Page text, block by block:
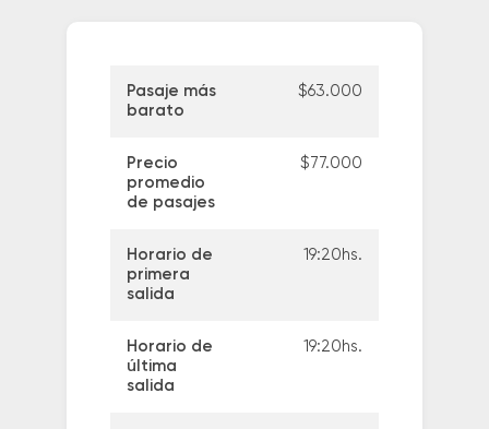
Pasaje más
barato
$63.000
Precio
promedio
de pasajes
$77.000
Horario de
primera
salida
19:20hs.
Horario de
última
salida
19:20hs.